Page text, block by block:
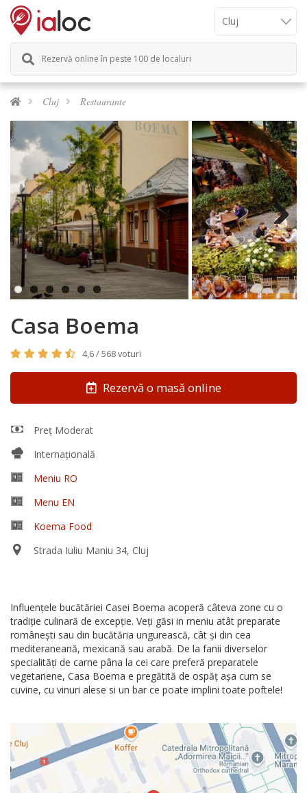
Rezervă online în peste 100 de localuri
Cluj Restaurante
Previous Next
Casa Boema
4,6 / 568 voturi
Rezervă o masă online
Preț Moderat
Internațională
Meniu RO
Menu EN
Koema Food
Strada Iuliu Maniu 34, Cluj
Influenţele bucătăriei Casei Boema acoperă câteva zone cu o
tradiţie culinară de excepţie. Veţi găsi in meniu atât preparate
româneşti sau din bucătăria ungurească, cât şi din cea
mediteraneană, mexicană sau arabă. De la fanii diverselor
specialităţi de carne pâna la cei care preferă preparatele
vegetariene, Casa Boema e pregătită de ospăţ aşa cum se
cuvine, cu vinuri alese si un bar ce poate implini toate poftele!